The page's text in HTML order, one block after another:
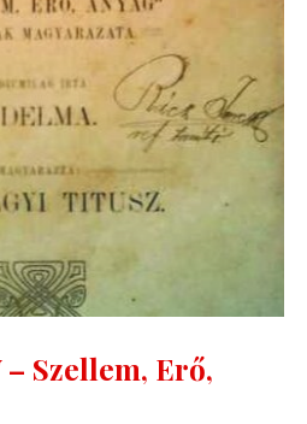
– Szellem, Erő,